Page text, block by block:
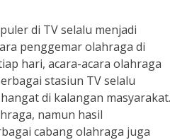
di TV selalu menjadi
penggemar olahraga di
hari, acara-acara olahraga
stasiun TV selalu
di kalangan masyarakat.
namun hasil
cabang olahraga juga